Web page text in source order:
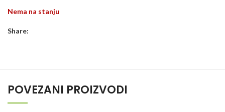
Nema na stanju
Share:
POVEZANI PROIZVODI